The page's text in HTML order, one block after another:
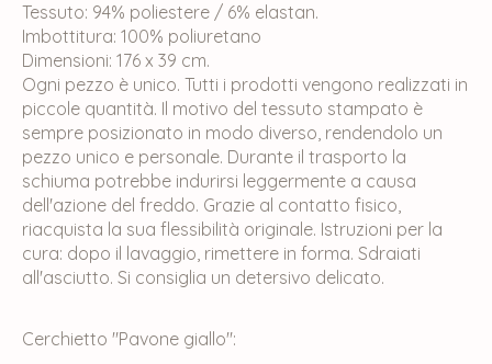
Tessuto: 94% poliestere / 6% elastan.
Imbottitura: 100% poliuretano
Dimensioni: 176 x 39 cm.
Ogni pezzo è unico. Tutti i prodotti vengono realizzati in
piccole quantità. Il motivo del tessuto stampato è
sempre posizionato in modo diverso, rendendolo un
pezzo unico e personale. Durante il trasporto la
schiuma potrebbe indurirsi leggermente a causa
dell'azione del freddo. Grazie al contatto fisico,
riacquista la sua flessibilità originale. Istruzioni per la
cura: dopo il lavaggio, rimettere in forma. Sdraiati
all'asciutto. Si consiglia un detersivo delicato.
Cerchietto "Pavone giallo":